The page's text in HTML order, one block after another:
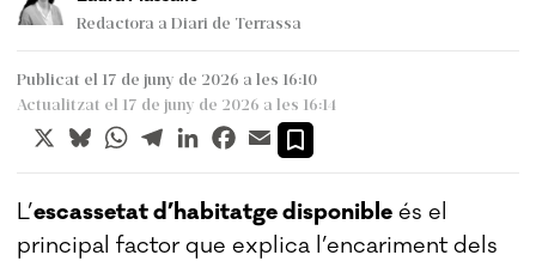
Redactora a Diari de Terrassa
Publicat el 17 de juny de 2026 a les 16:10
Actualitzat el 17 de juny de 2026 a les 16:14
X BlueskyWhatsApp
TelegramLinkedInFacebook
Email
L’escassetat d’habitatge disponible és el
principal factor que explica l’encariment dels